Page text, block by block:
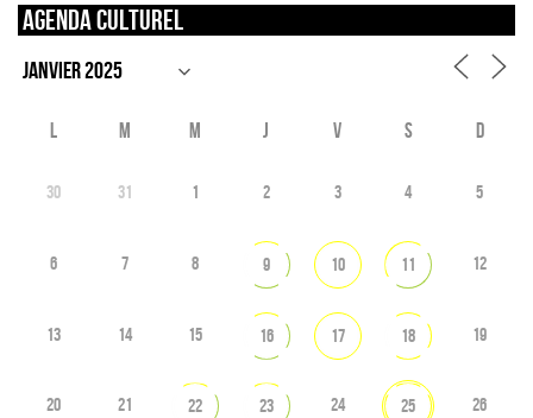
Agenda culturel
L M M J V S D
30 31 1 2 3 4 5
6 7 8 9 10 11 12
13 14 15 16 17 18 19
20 21 22 23 24 25 26